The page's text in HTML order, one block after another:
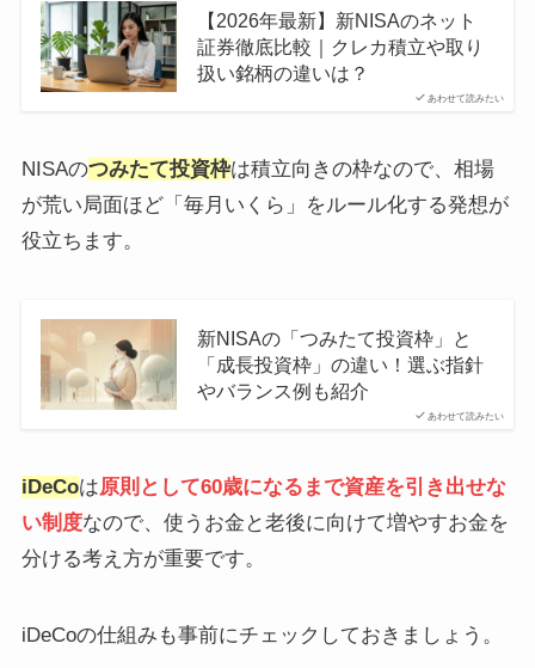
あわせて読みたい
【2026年最新】新NISAのネット
証券徹底比較｜クレカ積立や取り
扱い銘柄の違いは？
NISAのつみたて投資枠は積立向きの枠なので、相場
が荒い局面ほど「毎月いくら」をルール化する発想が
役立ちます。
あわせて読みたい
新NISAの「つみたて投資枠」と
「成長投資枠」の違い！選ぶ指針
やバランス例も紹介
iDeCoは原則として60歳になるまで資産を引き出せな
い制度なので、使うお金と老後に向けて増やすお金を
分ける考え方が重要です。
iDeCoの仕組みも事前にチェックしておきましょう。